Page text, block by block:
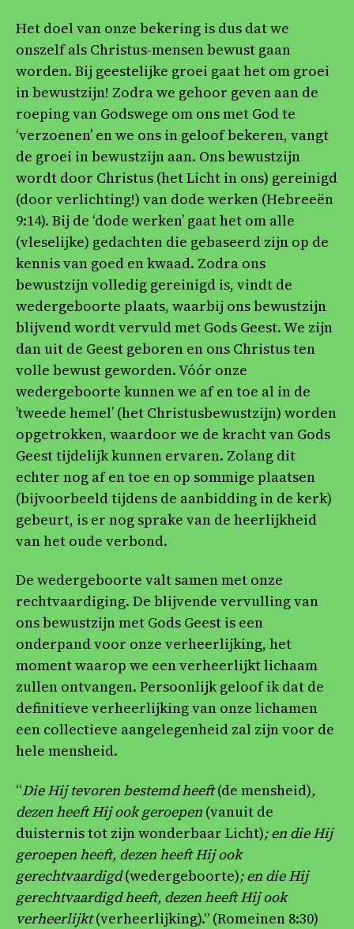
Het doel van onze bekering is dus dat we
onszelf als Christus-mensen bewust gaan
worden. Bij geestelijke groei gaat het om groei
in bewustzijn! Zodra we gehoor geven aan de
roeping van Godswege om ons met God te
‘verzoenen’ en we ons in geloof bekeren, vangt
de groei in bewustzijn aan. Ons bewustzijn
wordt door Christus (het Licht in ons) gereinigd
(door verlichting!) van dode werken (Hebreeën
9:14). Bij de ‘dode werken’ gaat het om alle
(vleselijke) gedachten die gebaseerd zijn op de
kennis van goed en kwaad. Zodra ons
bewustzijn volledig gereinigd is, vindt de
wedergeboorte plaats, waarbij ons bewustzijn
blijvend wordt vervuld met Gods Geest. We zijn
dan uit de Geest geboren en ons Christus ten
volle bewust geworden. Vóór onze
wedergeboorte kunnen we af en toe al in de
’tweede hemel’ (het Christusbewustzijn) worden
opgetrokken, waardoor we de kracht van Gods
Geest tijdelijk kunnen ervaren. Zolang dit
echter nog af en toe en op sommige plaatsen
(bijvoorbeeld tijdens de aanbidding in de kerk)
gebeurt, is er nog sprake van de heerlijkheid
van het oude verbond.
De wedergeboorte valt samen met onze
rechtvaardiging. De blijvende vervulling van
ons bewustzijn met Gods Geest is een
onderpand voor onze verheerlijking, het
moment waarop we een verheerlijkt lichaam
zullen ontvangen. Persoonlijk geloof ik dat de
definitieve verheerlijking van onze lichamen
een collectieve aangelegenheid zal zijn voor de
hele mensheid.
“Die Hij tevoren bestemd heeft(de mensheid),
dezen heeft Hij ook geroepen (vanuit de
duisternis tot zijn wonderbaar Licht); en die Hij
geroepen heeft, dezen heeft Hij ook
gerechtvaardigd(wedergeboorte); en die Hij
gerechtvaardigd heeft, dezen heeft Hij ook
verheerlijkt(verheerlijking).” (Romeinen 8:30)